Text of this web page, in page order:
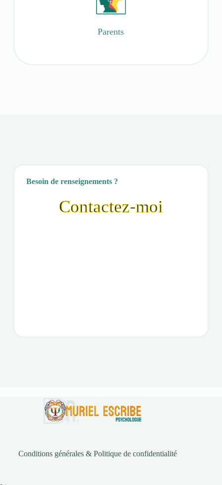
Parents
Besoin de renseignements ?
Contactez-moi
Conditions générales & Politique de confidentialité